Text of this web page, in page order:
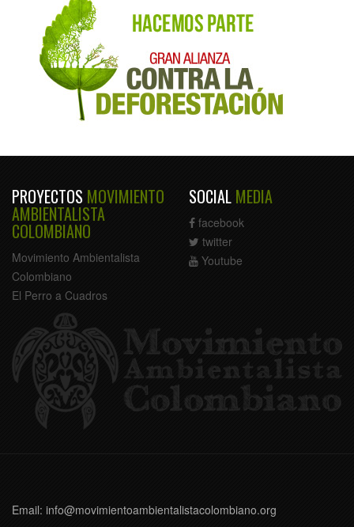
PROYECTOS MOVIMIENTO
AMBIENTALISTA
COLOMBIANO
Movimiento Ambientalista
Colombiano
El Perro a Cuadros
SOCIAL MEDIA
facebook
twitter
Youtube
Email: info@movimientoambientalistacolombiano.org